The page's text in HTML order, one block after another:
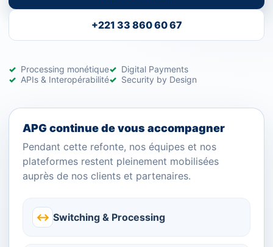
+221 33 860 60 67
Processing monétique
Digital Payments
APIs & Interopérabilité
Security by Design
APG continue de vous accompagner
Pendant cette refonte, nos équipes et nos
plateformes restent pleinement mobilisées
auprès de nos clients et partenaires.
↔ Switching & Processing